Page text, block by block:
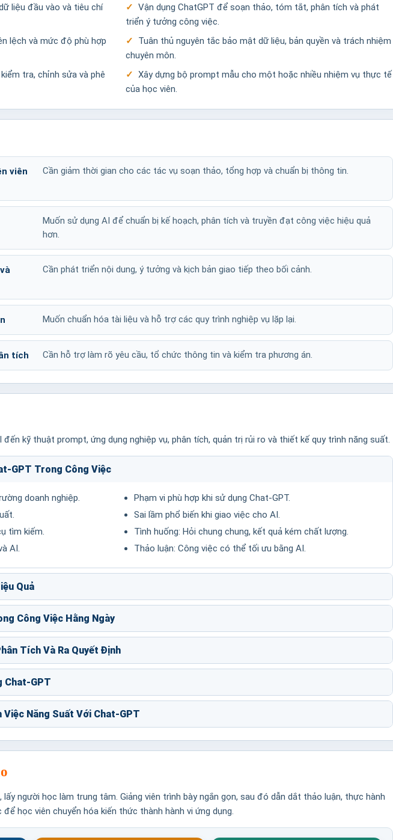
liệu đầu vào và tiêu chí
Vận dụng ChatGPT để soạn thảo, tóm tắt, phân tích và phát
triển ý tưởng công việc.
lệch và mức độ phù hợp
Tuân thủ nguyên tắc bảo mật dữ liệu, bản quyền và trách nhiệm
chuyên môn.
tra, chỉnh sửa và phê
Xây dựng bộ prompt mẫu cho một hoặc nhiều nhiệm vụ thực tế
của học viên.
viên
Cần giảm thời gian cho các tác vụ soạn thảo, tổng hợp và chuẩn bị thông tin.
Muốn sử dụng AI để chuẩn bị kế hoạch, phân tích và truyền đạt công việc hiệu quả
hơn.
Cần phát triển nội dung, ý tưởng và kịch bản giao tiếp theo bối cảnh.
Muốn chuẩn hóa tài liệu và hỗ trợ các quy trình nghiệp vụ lặp lại.
tích Cần hỗ trợ làm rõ yêu cầu, tổ chức thông tin và kiểm tra phương án.
kỹ thuật prompt, ứng dụng nghiệp vụ, phân tích, quản trị rủi ro và thiết kế quy trình năng suất.
GPT Trong Công Việc
doanh nghiệp.
tìm kiếm.
AI.
Phạm vi phù hợp khi sử dụng Chat-GPT.
Sai lầm phổ biến khi giao việc cho AI.
Tình huống: Hỏi chung chung, kết quả kém chất lượng.
Thảo luận: Công việc có thể tối ưu bằng AI.
Quả
Công Việc Hằng Ngày
Tích Và Ra Quyết Định
Chat-GPT
Việc Năng Suất Với Chat-GPT
người học làm trung tâm. Giảng viên trình bày ngắn gọn, sau đó dẫn dắt thảo luận, thực hành
học viên chuyển hóa kiến thức thành hành vi ứng dụng.